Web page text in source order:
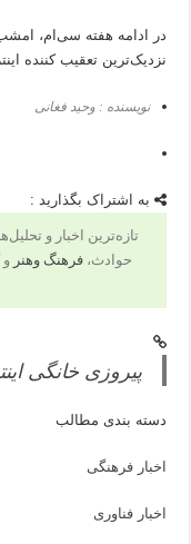
نزدیک‌ترین تعقیب کننده
نویسنده : وحید فغانی
به اشتراک بگذارید :
تازه‌ترین اخبار و
حوادث،فرهنگ وهنرو
پیروزی خانگی
دسته بندی مطالب
اخبار فرهنگی
اخبار فناوری